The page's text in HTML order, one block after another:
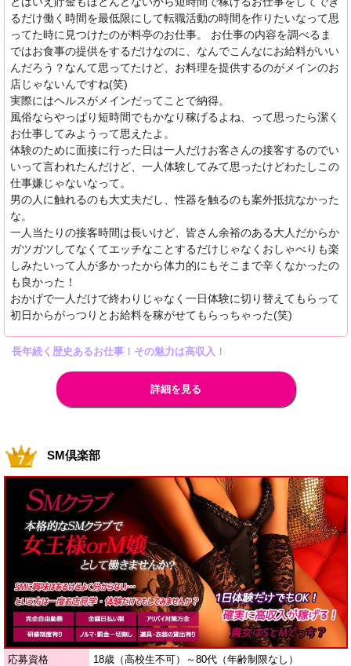
るだけ働く時間を最低限にして転職活動の時間を作りたいなって思
ってた時に見つけたのが料亭のお仕事。 お仕事の内容を調べるま
ではお食事の提供をするだけなのに、なんでこんなにお給料がいい
んだろう？なんて思ってたけど、お料理を提供するのがメインのお
店じゃないんですね(笑)
実際にはヘルスがメインだってことで納得。
風俗ならやっぱり短時間でもかなり稼げるよね、って思ったら潔く
お仕事してみようって思えたよ。
体験のために面接に行った日は一人だけお客さんの接客するのでい
いって言われたんだけど、一人体験してみて思ったけどわたしこの
仕事嫌じゃないなって。
男の人に触れるのも大丈夫だし、性器を触るのも案外抵抗なかった
な。
一人当たりの接客時間は長いけど、皆さん余裕のある大人だからか
ガツガツしてなくてエッチなことするだけじゃなくおしゃべりも楽
しみたいって人が多かったから体力的にもそこまで辛くなかったの
も良かった！
おかげで一人だけで終わりじゃなく一日体験に切り替えてもらって
初日からがっつりとお給料を稼がせてもらっちゃった(笑)
長年続く歴史あるお仕事！その魅力は高収入！
詳細を見る
SM倶楽部
応募資格 18歳（高校生不可）～80代（年齢制限なし）